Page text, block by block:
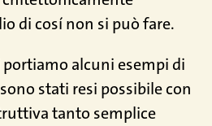
di cosí non si può fare.
alcuni esempi di
stati resi possibile con
tanto semplice